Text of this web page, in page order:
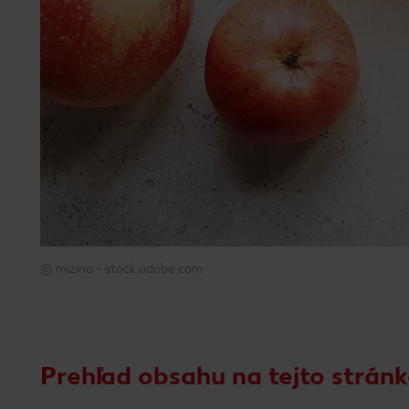
© mizina - stock.adobe.com
© mizina - stock.adobe.com
Prehľad obsahu na tejto